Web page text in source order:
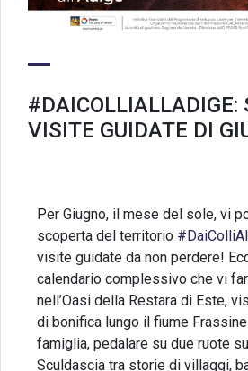
#DAICOLLIALLADIGE:
VISITE GUIDATE DI
Per Giugno, il mese del sole, vi
scoperta del territorio
visite guidate da non perdere!
calendario complessivo che vi
nell’Oasi della Restara di Este,
di bonifica lungo il fiume
famiglia, pedalare su due ruote
Sculdascia tra storie di villaggi,